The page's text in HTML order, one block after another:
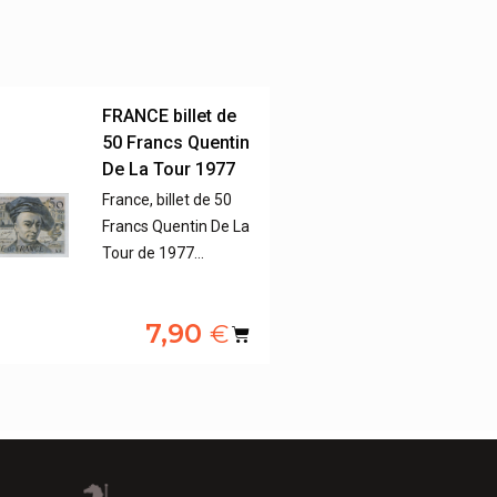
FRANCE billet de
50 Francs Quentin
De La Tour 1977
France, billet de 50
Francs Quentin De La
Tour de 1977…
7,90 €